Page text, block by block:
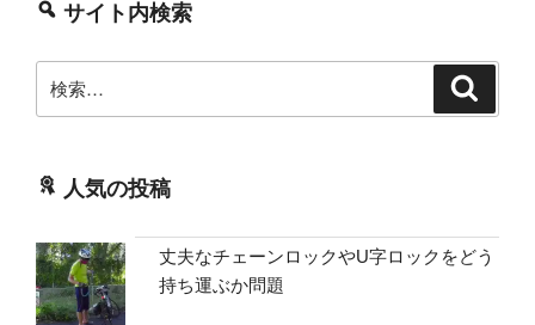
サイト内検索
索:
人気の投稿
丈夫なチェーンロックやU字ロックをどう
持ち運ぶか問題